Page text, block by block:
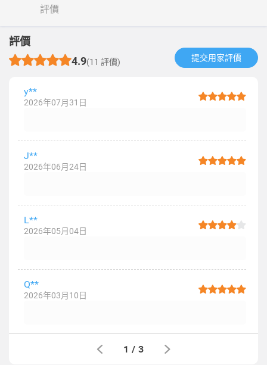
評價
評價
4.9(11 評價) 提交用家評價​
y**
2026年07月31日
J**
2026年06月24日
L**
2026年05月04日
Q**
2026年03月10日
1 / 3